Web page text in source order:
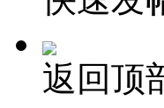
返回顶